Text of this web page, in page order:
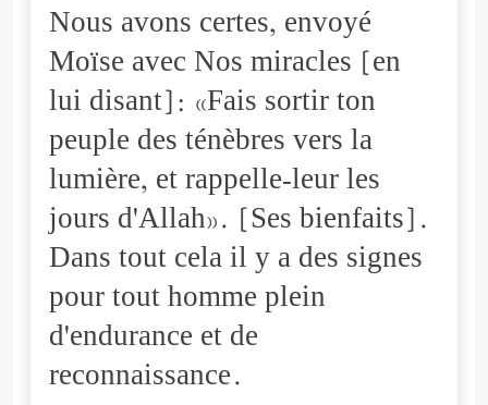
Nous avons certes, envoyé
Moïse avec Nos miracles [en
lui disant]: «Fais sortir ton
peuple des ténèbres vers la
lumière, et rappelle-leur les
jours d'Allah». [Ses bienfaits].
Dans tout cela il y a des signes
pour tout homme plein
d'endurance et de
reconnaissance.